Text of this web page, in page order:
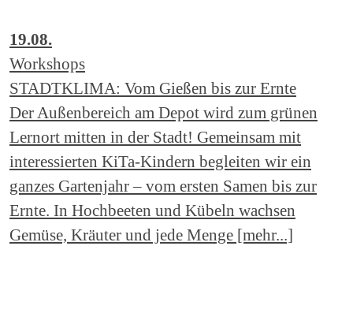
19.08.
Workshops
STADTKLIMA: Vom Gießen bis zur Ernte
Der Außenbereich am Depot wird zum grünen
Lernort mitten in der Stadt! Gemeinsam mit
interessierten KiTa-Kindern begleiten wir ein
ganzes Gartenjahr – vom ersten Samen bis zur
Ernte. In Hochbeeten und Kübeln wachsen
Gemüse, Kräuter und jede Menge [mehr...]